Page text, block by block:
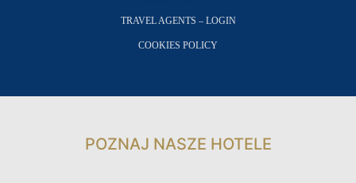
TRAVEL AGENTS – LOGIN
COOKIES POLICY
POZNAJ NASZE HOTELE